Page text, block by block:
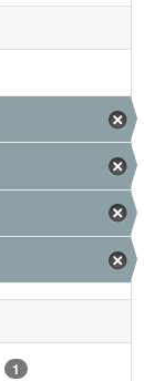
1